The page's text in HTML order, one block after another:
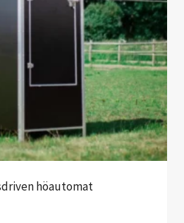
höautomat